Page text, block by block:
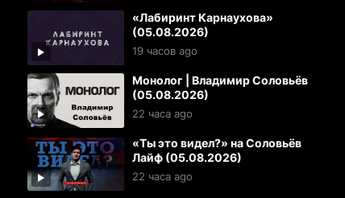
«Лабиринт Карнаухова»
(05.08.2026)
19 часов ago
Монолог | Владимир Соловьёв
(05.08.2026)
22 часа ago
«Ты это видел?» на Соловьёв
Лайф (05.08.2026)
22 часа ago